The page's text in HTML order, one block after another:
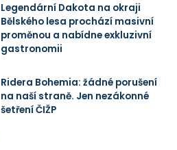
Legendární Dakota na okraji
Bělského lesa prochází masivní
proměnou a nabídne exkluzivní
gastronomii
Ridera Bohemia: žádné porušení
na naší straně. Jen nezákonné
šetření ČIŽP